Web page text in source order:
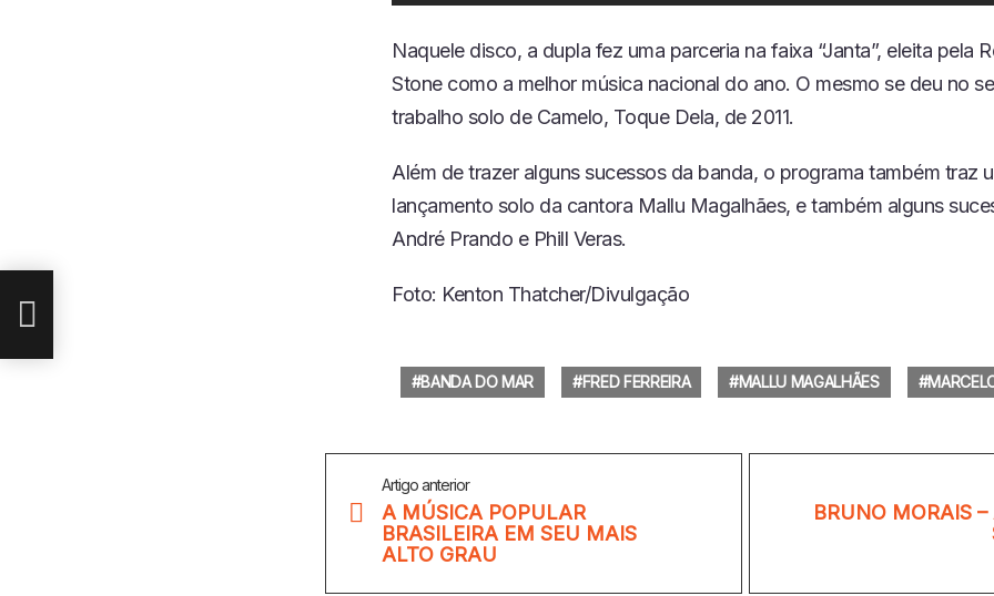
Naquele disco, a dupla fez uma parceria na faixa “Janta”, eleita pela
Stone como a melhor música nacional do ano. O mesmo se deu no
trabalho solo de Camelo, Toque Dela, de 2011.
Além de trazer alguns sucessos da banda, o programa também traz
lançamento solo da cantora Mallu Magalhães, e também alguns
André Prando e Phill Veras.
Foto: Kenton Thatcher/Divulgação
BANDA DO MAR FRED FERREIRA MALLU MAGALHÃES
Artigo anterior
A MÚSICA POPULAR
BRASILEIRA EM SEU MAIS
ALTO GRAU
BRUNO MORAIS